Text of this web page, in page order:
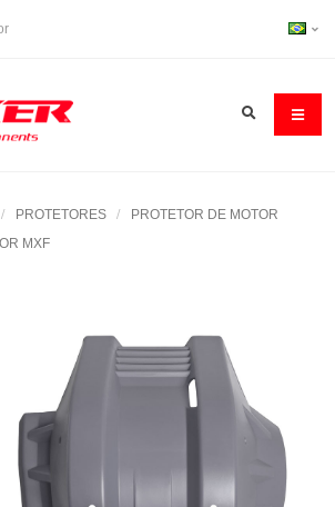
PROTETORES
PROTETOR DE MOTOR
MXF